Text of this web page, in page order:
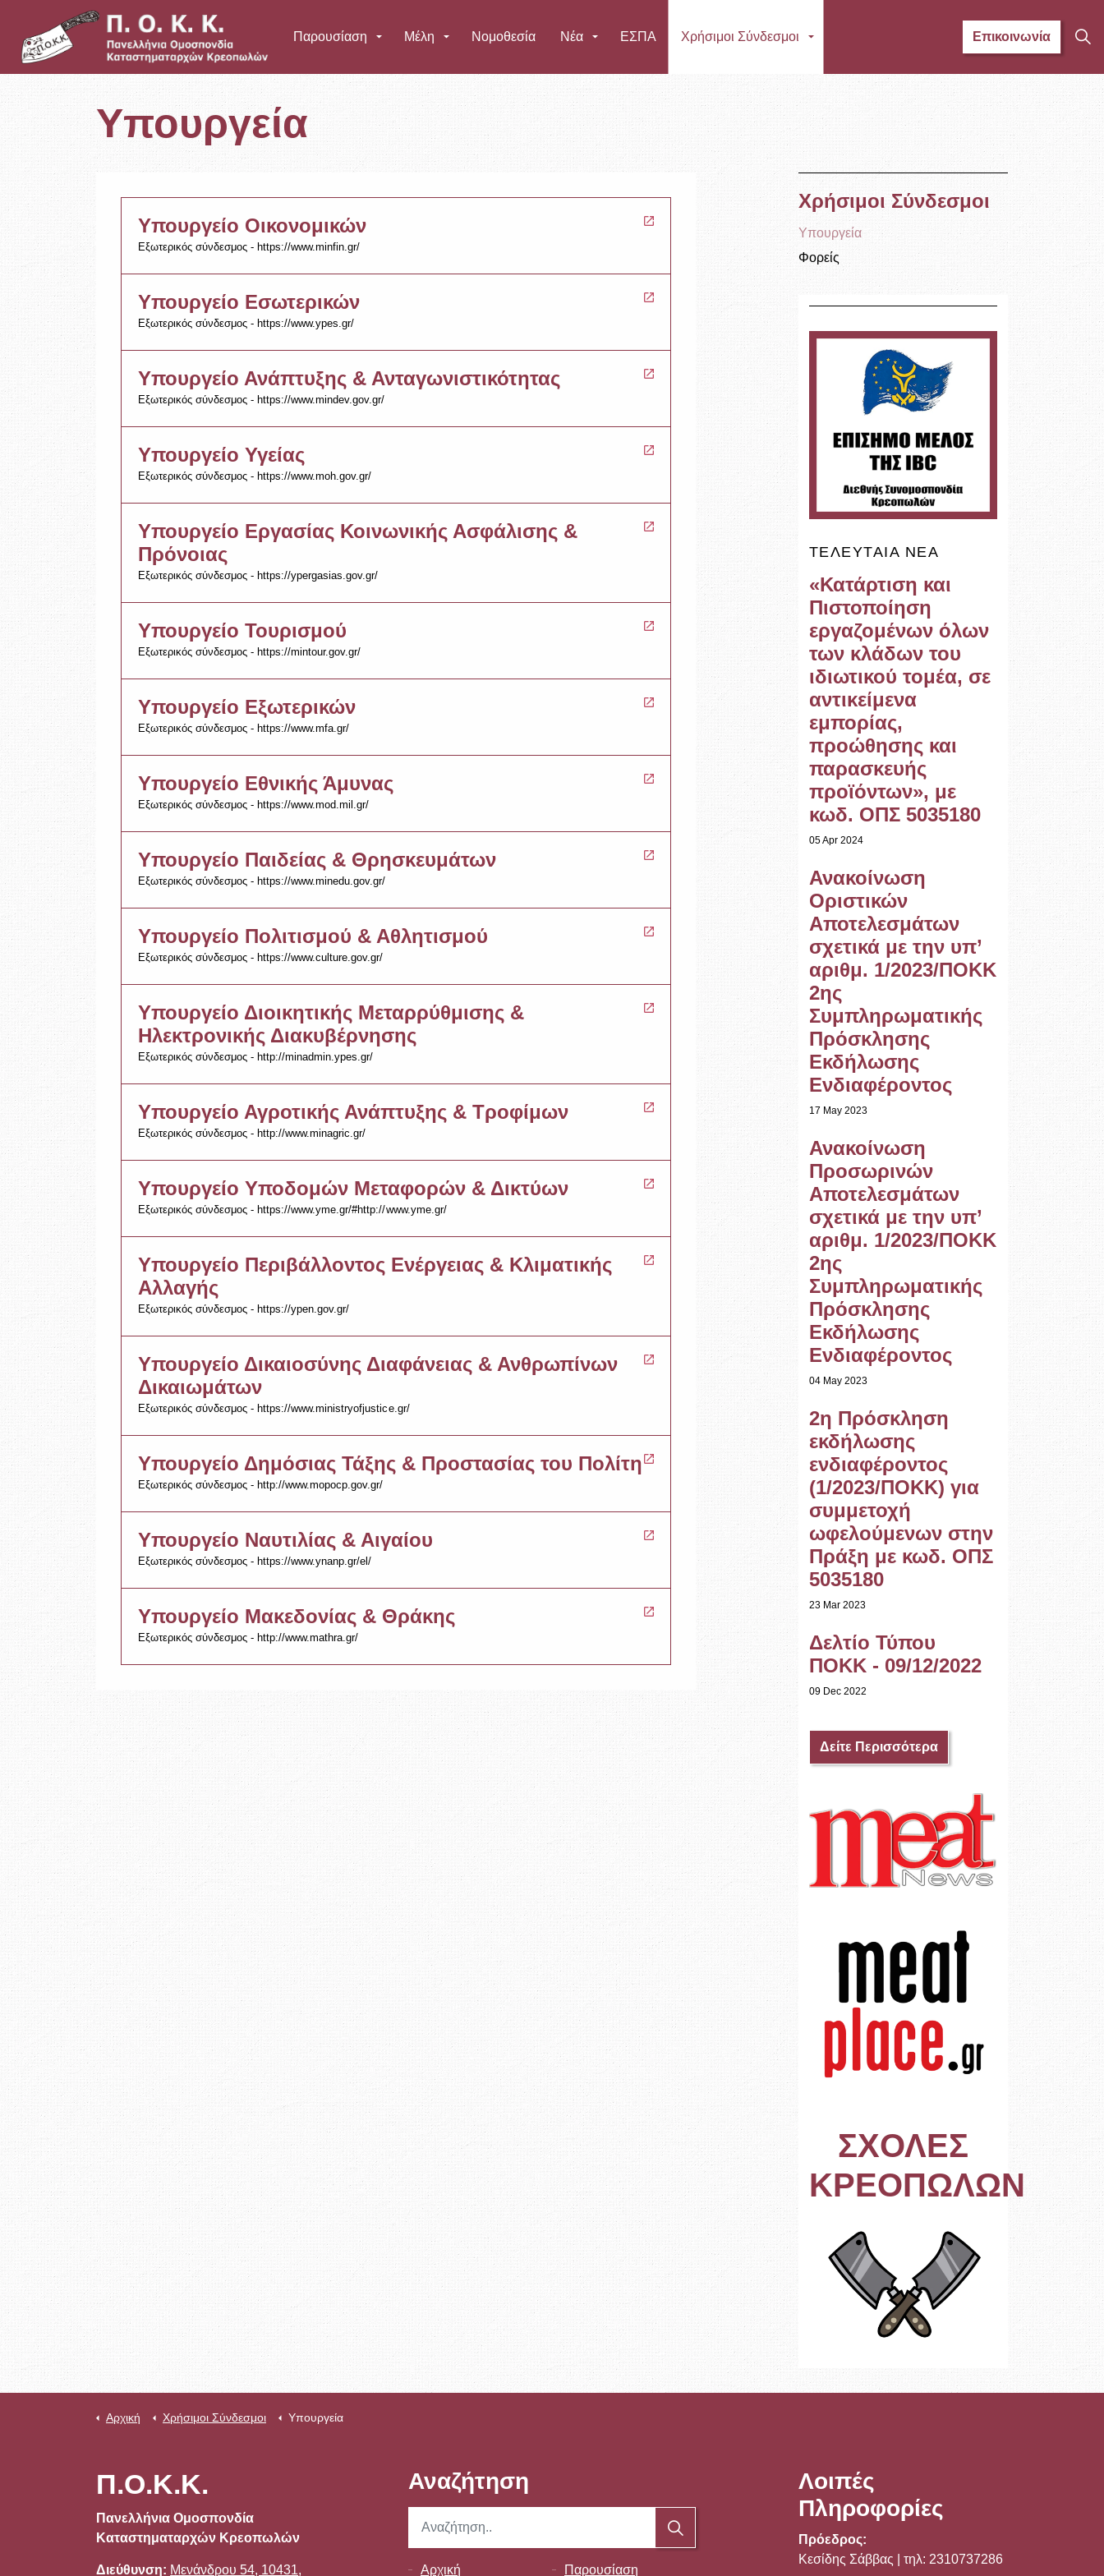
Παρουσίαση
Μέλη Νομοθεσία Νέα ΕΣΠΑ Χρήσιμοι Σύνδεσμοι Επικοινωνία
Υπουργεία
Υπουργείο Οικονομικών
Εξωτερικός σύνδεσμος - https://www.minfin.gr/
Υπουργείο Εσωτερικών
Εξωτερικός σύνδεσμος - https://www.ypes.gr/
Υπουργείο Ανάπτυξης & Ανταγωνιστικότητας
Εξωτερικός σύνδεσμος - https://www.mindev.gov.gr/
Υπουργείο Υγείας
Εξωτερικός σύνδεσμος - https://www.moh.gov.gr/
Υπουργείο Εργασίας Κοινωνικής Ασφάλισης &
Πρόνοιας
Εξωτερικός σύνδεσμος - https://ypergasias.gov.gr/
Υπουργείο Τουρισμού
Εξωτερικός σύνδεσμος - https://mintour.gov.gr/
Υπουργείο Εξωτερικών
Εξωτερικός σύνδεσμος - https://www.mfa.gr/
Υπουργείο Εθνικής Άμυνας
Εξωτερικός σύνδεσμος - https://www.mod.mil.gr/
Υπουργείο Παιδείας & Θρησκευμάτων
Εξωτερικός σύνδεσμος - https://www.minedu.gov.gr/
Υπουργείο Πολιτισμού & Αθλητισμού
Εξωτερικός σύνδεσμος - https://www.culture.gov.gr/
Υπουργείο Διοικητικής Μεταρρύθμισης &
Ηλεκτρονικής Διακυβέρνησης
Εξωτερικός σύνδεσμος - http://minadmin.ypes.gr/
Υπουργείο Αγροτικής Ανάπτυξης & Τροφίμων
Εξωτερικός σύνδεσμος - http://www.minagric.gr/
Υπουργείο Υποδομών Μεταφορών & Δικτύων
Εξωτερικός σύνδεσμος - https://www.yme.gr/#http://www.yme.gr/
Υπουργείο Περιβάλλοντος Ενέργειας & Κλιματικής
Αλλαγής
Εξωτερικός σύνδεσμος - https://ypen.gov.gr/
Υπουργείο Δικαιοσύνης Διαφάνειας & Ανθρωπίνων
Δικαιωμάτων
Εξωτερικός σύνδεσμος - https://www.ministryofjustice.gr/
Υπουργείο Δημόσιας Τάξης & Προστασίας του Πολίτη
Εξωτερικός σύνδεσμος - http://www.mopocp.gov.gr/
Υπουργείο Ναυτιλίας & Αιγαίου
Εξωτερικός σύνδεσμος - https://www.ynanp.gr/el/
Υπουργείο Μακεδονίας & Θράκης
Εξωτερικός σύνδεσμος - http://www.mathra.gr/
Χρήσιμοι Σύνδεσμοι
Υπουργεία
Φορείς
ΤΕΛΕΥΤΑΊΑ ΝΈΑ
«Κατάρτιση και
Πιστοποίηση
εργαζομένων όλων
των κλάδων του
ιδιωτικού τομέα, σε
αντικείμενα
εμπορίας,
προώθησης και
παρασκευής
προϊόντων», με
κωδ. ΟΠΣ 5035180
05 Apr 2024
Ανακοίνωση
Οριστικών
Αποτελεσμάτων
σχετικά με την υπ’
αριθμ. 1/2023/ΠΟΚΚ
2ης
Συμπληρωματικής
Πρόσκλησης
Εκδήλωσης
Ενδιαφέροντος
17 May 2023
Ανακοίνωση
Προσωρινών
Αποτελεσμάτων
σχετικά με την υπ’
αριθμ. 1/2023/ΠΟΚΚ
2ης
Συμπληρωματικής
Πρόσκλησης
Εκδήλωσης
Ενδιαφέροντος
04 May 2023
2η Πρόσκληση
εκδήλωσης
ενδιαφέροντος
(1/2023/ΠΟΚΚ) για
συμμετοχή
ωφελούμενων στην
Πράξη με κωδ. ΟΠΣ
5035180
23 Mar 2023
Δελτίο Τύπου
ΠΟΚΚ - 09/12/2022
09 Dec 2022
Δείτε Περισσότερα
ΣΧΟΛΕΣ
ΚΡΕΟΠΩΛΩΝ
Αρχική Χρήσιμοι Σύνδεσμοι Υπουργεία
Π.Ο.Κ.Κ.
Πανελλήνια Ομοσπονδία
Καταστηματαρχών Κρεοπωλών
Διεύθυνση: Μενάνδρου 54, 10431,
Αναζήτηση
Αρχική Παρουσίαση
Λοιπές
Πληροφορίες
Πρόεδρος:
Κεσίδης Σάββας | τηλ: 2310737286